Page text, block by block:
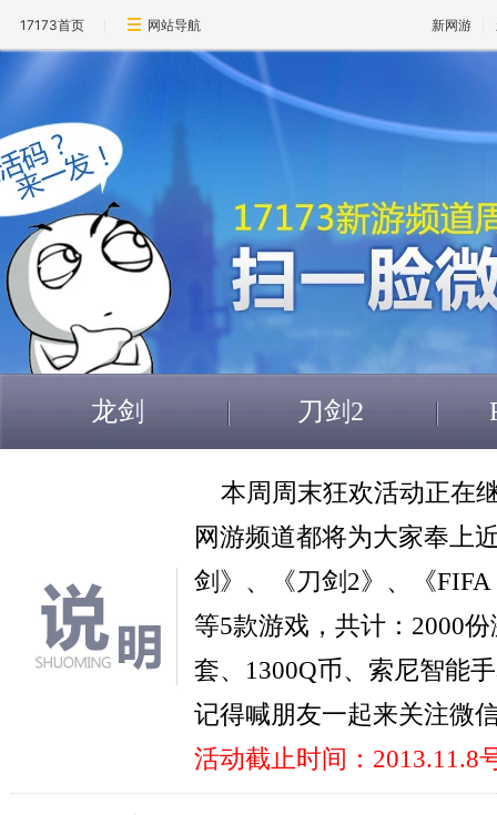
17173首页 网站导航 新网游
龙剑 刀剑2
本周周末狂欢活动正在
网游频道都将为大家奉上
剑》、《刀剑2》、《
等5款游戏，共计：2000
套、1300Q币、索尼智能
记得喊朋友一起来关注微
活动截止时间：2013.11.8